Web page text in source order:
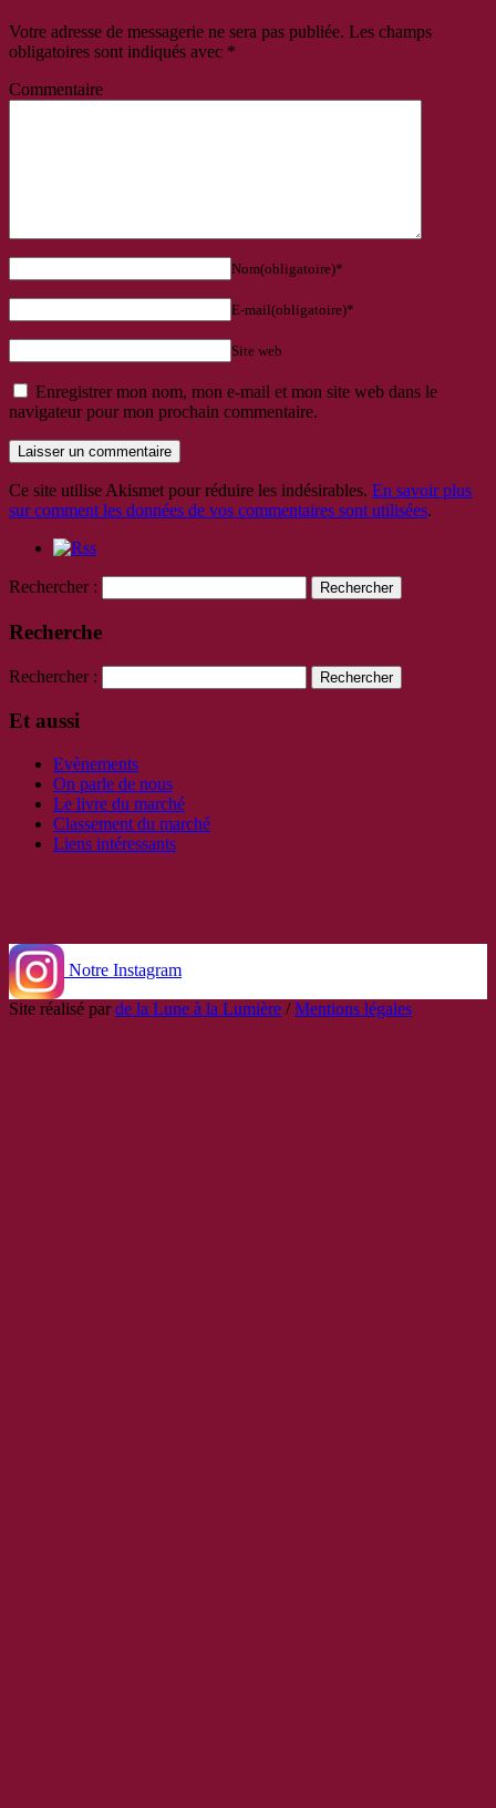
Votre adresse de messagerie ne sera pas publiée. Les champs
obligatoires sont indiqués avec *
Commentaire
Nom(obligatoire)*
E-mail(obligatoire)*
Site web
Enregistrer mon nom, mon e-mail et mon site web dans le
navigateur pour mon prochain commentaire.
Ce site utilise Akismet pour réduire les indésirables. En savoir plus
sur comment les données de vos commentaires sont utilisées.
Rechercher :
Recherche
Rechercher :
Et aussi
Evènements
On parle de nous
Le livre du marché
Classement du marché
Liens intéressants
Notre Instagram
Site réalisé parde la Lune à la Lumière /Mentions légales